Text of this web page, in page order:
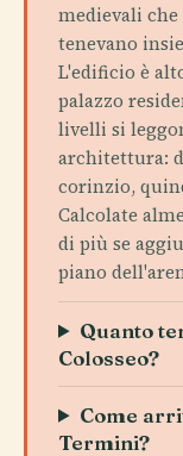
medievali
tenevano
L'edificio è
palazzo
livelli si
architettura:
corinzio,
Calcolate
di più se
piano
Quanto
Colosseo?
Come
Termini?